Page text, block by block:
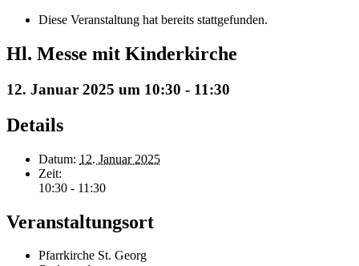
Diese Veranstaltung hat bereits stattgefunden.
Hl. Messe mit Kinderkirche
12. Januar 2025 um 10:30 - 11:30
Details
Datum: 12. Januar 2025
Zeit:
10:30 - 11:30
Veranstaltungsort
Pfarrkirche St. Georg